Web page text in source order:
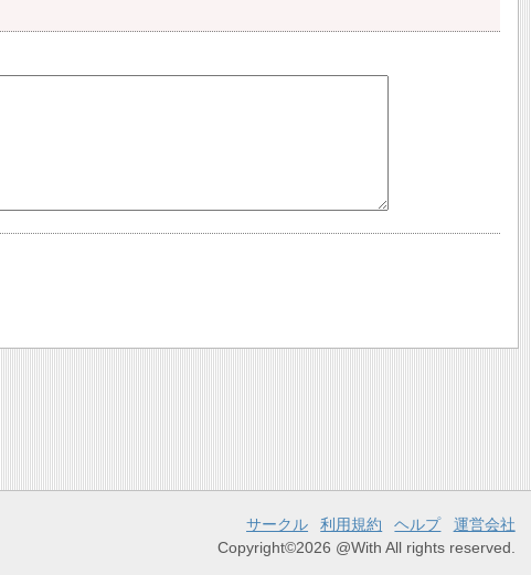
サークル 利用規約 ヘルプ
運営会社
Copyright©2026 @With All rights reserved.